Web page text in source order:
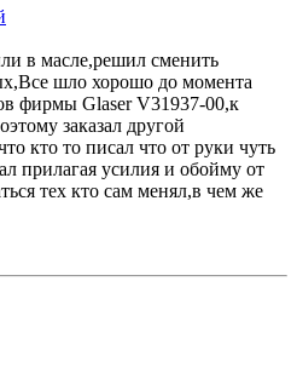
в масле,решил сменить
шло хорошо до момента
фирмы Glaser V31937-00,к
заказал другой
кто то писал что от руки чуть
прилагая усилия и обойму от
тех кто сам менял,в чем же